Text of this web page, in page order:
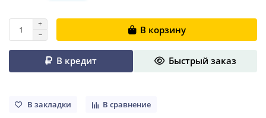
В корзину
В кредит Быстрый заказ
В закладки В сравнение